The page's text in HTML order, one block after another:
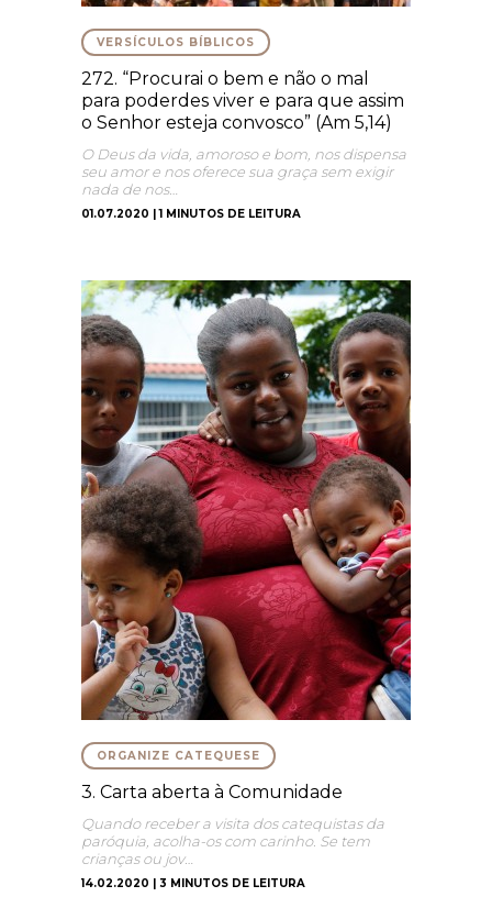
VERSÍCULOS BÍBLICOS
272. “Procurai o bem e não o mal
para poderdes viver e para que assim
o Senhor esteja convosco” (Am 5,14)
O Deus da vida, amoroso e bom, nos dispensa
seu amor e nos oferece sua graça sem exigir
nada de nos…
01.07.2020 | 1 MINUTOS DE LEITURA
ORGANIZE CATEQUESE
3. Carta aberta à Comunidade
Quando receber a visita dos catequistas da
paróquia, acolha-os com carinho. Se tem
crianças ou jov…
14.02.2020 | 3 MINUTOS DE LEITURA